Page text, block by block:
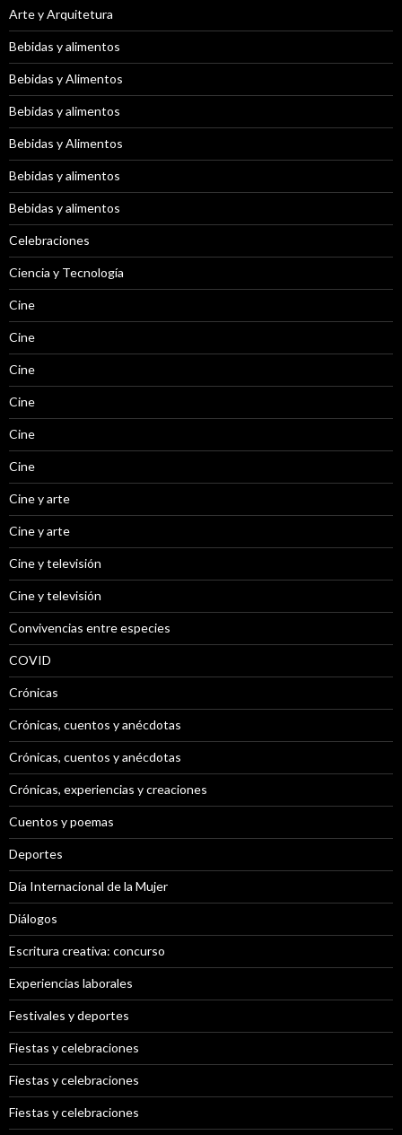
Arte y Arquitetura
Bebidas y alimentos
Bebidas y Alimentos
Bebidas y alimentos
Bebidas y Alimentos
Bebidas y alimentos
Bebidas y alimentos
Celebraciones
Ciencia y Tecnología
Cine
Cine
Cine
Cine
Cine
Cine
Cine y arte
Cine y arte
Cine y televisión
Cine y televisión
Convivencias entre especies
COVID
Crónicas
Crónicas, cuentos y anécdotas
Crónicas, cuentos y anécdotas
Crónicas, experiencias y creaciones
Cuentos y poemas
Deportes
Día Internacional de la Mujer
Diálogos
Escritura creativa: concurso
Experiencias laborales
Festivales y deportes
Fiestas y celebraciones
Fiestas y celebraciones
Fiestas y celebraciones